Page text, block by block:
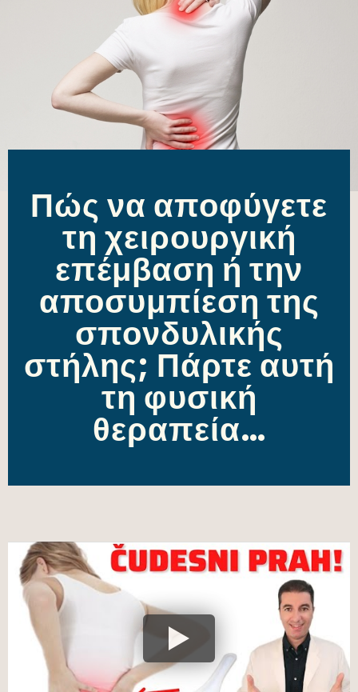
Πώς να αποφύγετε
τη χειρουργική
επέμβαση ή την
αποσυμπίεση της
σπονδυλικής
στήλης; Πάρτε αυτή
τη φυσική
θεραπεία…